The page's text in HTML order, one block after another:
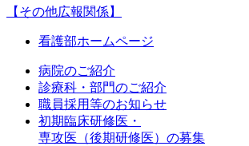
【その他広報関係】
看護部ホームページ
病院のご紹介
診療科・部門のご紹介
職員採用等のお知らせ
初期臨床研修医・
専攻医（後期研修医）の募集